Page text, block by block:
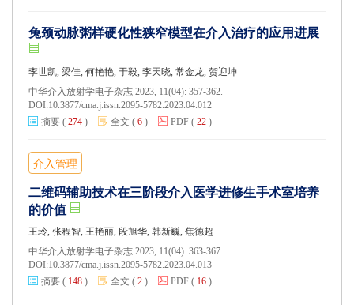
兔颈动脉粥样硬化性狭窄模型在介入治疗的应用进展
李世凯, 梁佳, 何艳艳, 于毅, 李天晓, 常金龙, 贺迎坤
中华介入放射学电子杂志 2023, 11(04): 357-362.
DOI:10.3877/cma.j.issn.2095-5782.2023.04.012
摘要 ( 274 ) 全文 ( 6 ) PDF ( 22 )
介入管理
二维码辅助技术在三阶段介入医学进修生手术室培养
的价值
王玲, 张程智, 王艳丽, 段旭华, 韩新巍, 焦德超
中华介入放射学电子杂志 2023, 11(04): 363-367.
DOI:10.3877/cma.j.issn.2095-5782.2023.04.013
摘要 ( 148 ) 全文 ( 2 ) PDF ( 16 )